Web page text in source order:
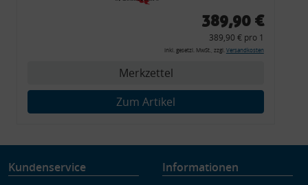
Zierleiste, 2x Kappe,
Montagewerkzeug)
389,90 €
389,90 € pro 1
inkl. gesetzl. MwSt., zzgl. Versandkosten
Merkzettel
Zum Artikel
Kundenservice Informationen